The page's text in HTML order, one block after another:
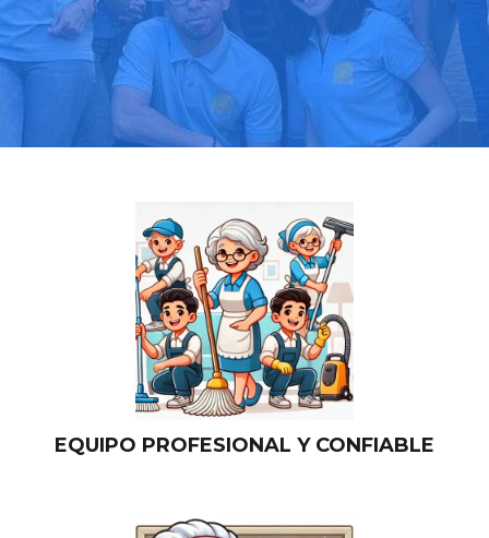
Llama hoy: 919 03 52 24
Más de 1000 clientes confían en nosotros
⭐⭐⭐⭐⭐
EQUIPO PROFESIONAL Y CONFIABLE